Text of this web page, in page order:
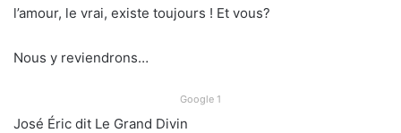
l’amour, le vrai, existe toujours ! Et vous?
Nous y reviendrons…
Google 1
José Éric dit Le Grand Divin